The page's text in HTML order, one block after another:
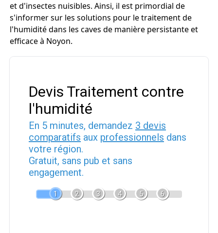
et d'insectes nuisibles. Ainsi, il est primordial de
s'informer sur les solutions pour le traitement de
l'humidité dans les caves de manière persistante et
efficace à Noyon.
Devis Traitement contre
l'humidité
En 5 minutes, demandez 3 devis
comparatifs aux professionnels dans
votre région.
Gratuit, sans pub et sans
engagement.
1 2 3 4 5 6